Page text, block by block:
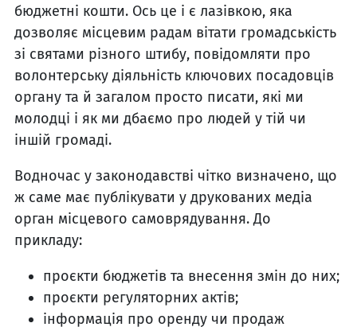
бюджетні кошти. Ось це і є лазівкою, яка
дозволяє місцевим радам вітати громадськість
зі святами різного штибу, повідомляти про
волонтерську діяльність ключових посадовців
органу та й загалом просто писати, які ми
молодці і як ми дбаємо про людей у тій чи
іншій громаді.
Водночас у законодавстві чітко визначено, що
ж саме має публікувати у друкованих медіа
орган місцевого самоврядування. До
прикладу:
проєкти бюджетів та внесення змін до них;
проєкти регуляторних актів;
інформація про оренду чи продаж